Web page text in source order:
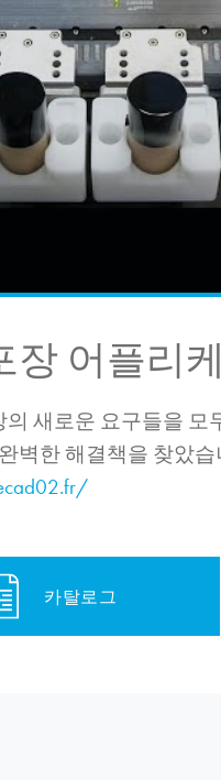
장 어플리
새로운 요구들을 모
벽한 해결책을 찾았
카탈로그